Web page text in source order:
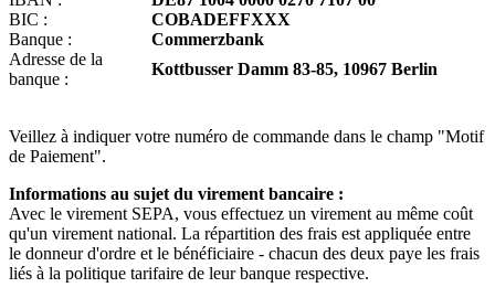
BIC :
COBADEFFXXX
Banque :
Commerzbank
Adresse de la
banque :
Kottbusser Damm 83-85, 10967 Berlin
Veillez à indiquer votre numéro de commande dans le champ "Motif
de Paiement".
Informations au sujet du virement bancaire :
Avec le virement SEPA, vous effectuez un virement au même coût
qu'un virement national. La répartition des frais est appliquée entre
le donneur d'ordre et le bénéficiaire - chacun des deux paye les frais
liés à la politique tarifaire de leur banque respective.